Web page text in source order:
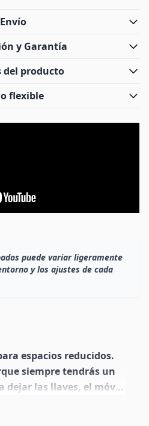
Envío
y Garantía
del producto
flexible
puede variar ligeramente
y los ajustes de cada
espacios reducidos.
siempre tendrás un
dejar las llaves, el móvil,